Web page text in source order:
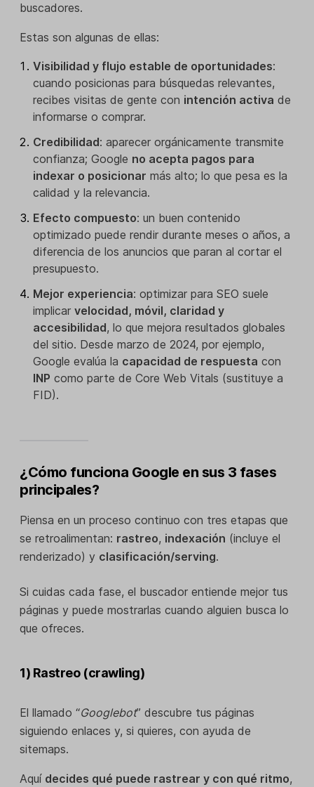
buscadores.
Estas son algunas de ellas:
Visibilidad y flujo estable de oportunidades:
cuando posicionas para búsquedas relevantes,
recibes visitas de gente con intención activa de
informarse o comprar.
Credibilidad: aparecer orgánicamente transmite
confianza; Google no acepta pagos para
indexar o posicionar más alto; lo que pesa es la
calidad y la relevancia.
Efecto compuesto: un buen contenido
optimizado puede rendir durante meses o años, a
diferencia de los anuncios que paran al cortar el
presupuesto.
Mejor experiencia: optimizar para SEO suele
implicarvelocidad, móvil, claridad y
accesibilidad, lo que mejora resultados globales
del sitio. Desde marzo de 2024, por ejemplo,
Google evalúa la capacidad de respuesta con
INP como parte de Core Web Vitals (sustituye a
FID).
¿Cómo funciona Google en sus 3 fases
principales?
Piensa en un proceso continuo con tres etapas que
se retroalimentan: rastreo, indexación (incluye el
renderizado) y clasificación/serving.
Si cuidas cada fase, el buscador entiende mejor tus
páginas y puede mostrarlas cuando alguien busca lo
que ofreces.
1) Rastreo (crawling)
El llamado “Googlebot” descubre tus páginas
siguiendo enlaces y, si quieres, con ayuda de
sitemaps.
Aquí decides qué puede rastrear y con qué ritmo,